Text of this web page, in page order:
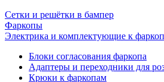
Сетки и решётки в бампер
Фаркопы
Электрика и комплектующие к
Блоки согласования фаркопа
Адаптеры и переходники для
Крюки к фаркопам